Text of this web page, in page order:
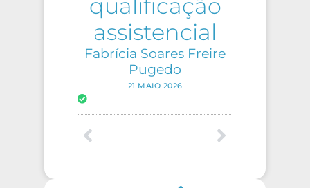
qualificação
assistencial
Fabrícia Soares Freire
Pugedo
21 MAIO 2026